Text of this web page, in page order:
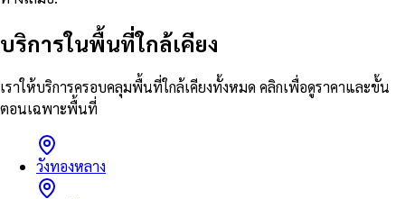
บริการในพื้นที่ใกล้เคียง
เราให้บริการครอบคลุมพื้นที่ใกล้เคียงทั้งหมด คลิกเพื่อดูราคาและขั้น
ตอนเฉพาะพื้นที่
วังทองหลาง